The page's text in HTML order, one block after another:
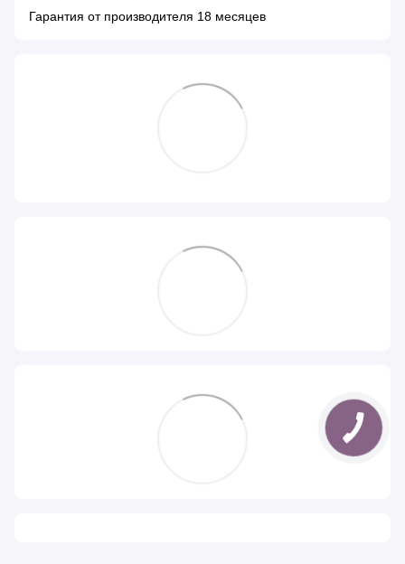
Гарантия от производителя 18 месяцев